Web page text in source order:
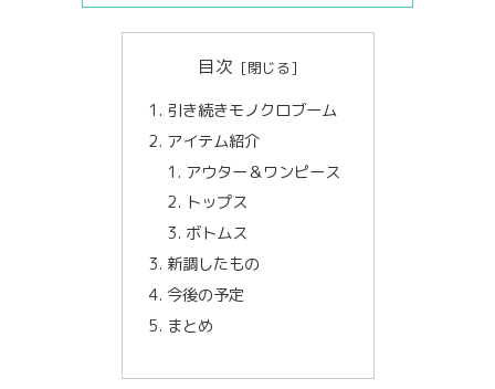
目次
引き続きモノクロブーム
アイテム紹介
アウター＆ワンピース
トップス
ボトムス
新調したもの
今後の予定
まとめ